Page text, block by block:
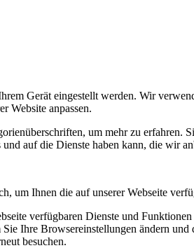
Gerät eingestellt werden. Wir
Website anpassen.
um mehr zu erfahren.
auf die Dienste haben kann, die wir
um Ihnen die auf unserer Webseite
verfügbaren Dienste und
Ihre Browsereinstellungen ändern
besuchen.